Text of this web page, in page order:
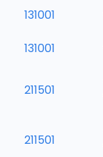
131001
131001
211501
211501